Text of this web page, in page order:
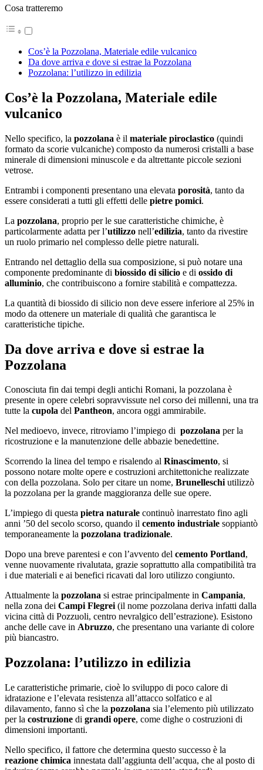
Cosa tratteremo
Cos’è la Pozzolana, Materiale edile vulcanico
Da dove arriva e dove si estrae la Pozzolana
Pozzolana: l’utilizzo in edilizia
Cos’è la Pozzolana, Materiale edile
vulcanico
Nello specifico, la pozzolana è il materiale piroclastico (quindi
formato da scorie vulcaniche) composto da numerosi cristalli a base
minerale di dimensioni minuscole e da altrettante piccole sezioni
vetrose.
Entrambi i componenti presentano una elevata porosità, tanto da
essere considerati a tutti gli effetti delle pietre pomici.
La pozzolana, proprio per le sue caratteristiche chimiche, è
particolarmente adatta per l’utilizzo nell’edilizia, tanto da rivestire
un ruolo primario nel complesso delle pietre naturali.
Entrando nel dettaglio della sua composizione, si può notare una
componente predominante di biossido di silicio e di ossido di
alluminio, che contribuiscono a fornire stabilità e compattezza.
La quantità di biossido di silicio non deve essere inferiore al 25% in
modo da ottenere un materiale di qualità che garantisca le
caratteristiche tipiche.
Da dove arriva e dove si estrae la
Pozzolana
Conosciuta fin dai tempi degli antichi Romani, la pozzolana è
presente in opere celebri sopravvissute nel corso dei millenni, una tra
tutte la cupola del Pantheon, ancora oggi ammirabile.
Nel medioevo, invece, ritroviamo l’impiego di pozzolana per la
ricostruzione e la manutenzione delle abbazie benedettine.
Scorrendo la linea del tempo e risalendo al Rinascimento, si
possono notare molte opere e costruzioni architettoniche realizzate
con della pozzolana. Solo per citare un nome, Brunelleschiutilizzò
la pozzolana per la grande maggioranza delle sue opere.
L’impiego di questa pietra naturale continuò inarrestato fino agli
anni ’50 del secolo scorso, quando il cemento industriale soppiantò
temporaneamente la pozzolana tradizionale.
Dopo una breve parentesi e con l’avvento del cemento Portland,
venne nuovamente rivalutata, grazie soprattutto alla compatibilità tra
i due materiali e ai benefici ricavati dal loro utilizzo congiunto.
Attualmente la pozzolana si estrae principalmente in Campania,
nella zona dei Campi Flegrei(il nome pozzolana deriva infatti dalla
vicina città di Pozzuoli, centro nevralgico dell’estrazione). Esistono
anche delle cave in Abruzzo, che presentano una variante di colore
più biancastro.
Pozzolana: l’utilizzo in edilizia
Le caratteristiche primarie, cioè lo sviluppo di poco calore di
idratazione e l’elevata resistenza all’attacco solfatico e al
dilavamento, fanno sì che la pozzolana sia l’elemento più utilizzato
per la costruzione di grandi opere, come dighe o costruzioni di
dimensioni importanti.
Nello specifico, il fattore che determina questo successo è la
reazione chimica innestata dall’aggiunta dell’acqua, che al posto di